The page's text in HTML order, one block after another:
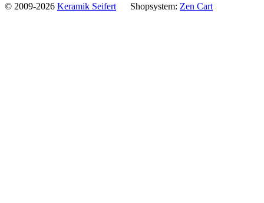
© 2009-2026 Keramik Seifert Shopsystem: Zen Cart